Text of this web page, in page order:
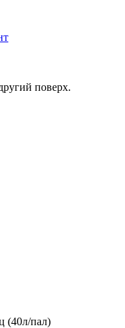
поверх.
(40л/пал)